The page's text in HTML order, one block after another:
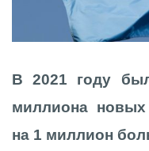
В 2021 году
миллиона новых
на 1 миллион